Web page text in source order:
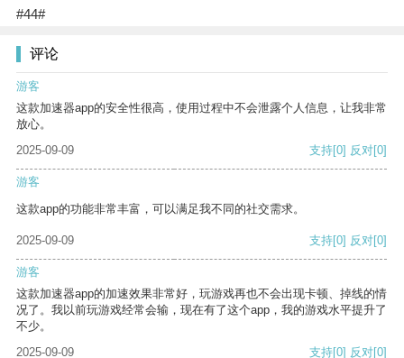
#44#
评论
游客
这款加速器app的安全性很高，使用过程中不会泄露个人信息，让我非常
放心。
2025-09-09
支持[0] 反对[0]
游客
这款app的功能非常丰富，可以满足我不同的社交需求。
2025-09-09 支持[0] 反对[0]
游客
这款加速器app的加速效果非常好，玩游戏再也不会出现卡顿、掉线的情
况了。我以前玩游戏经常会输，现在有了这个app，我的游戏水平提升了
不少。
2025-09-09
支持[0] 反对[0]